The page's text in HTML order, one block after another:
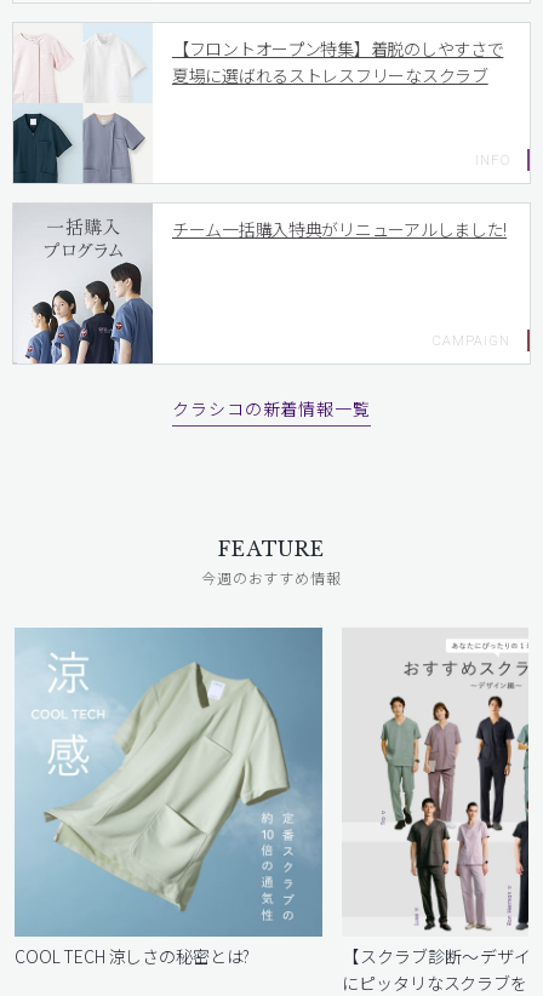
【フロントオープン特集】着脱のしやすさで
夏場に選ばれるストレスフリーなスクラブ
チーム一括購入特典がリニューアルしました!
クラシコの新着情報一覧
FEATURE
今週のおすすめ情報
COOL TECH 涼しさの秘密とは?
【スクラブ診断〜デザイ
にピッタリなスクラブを